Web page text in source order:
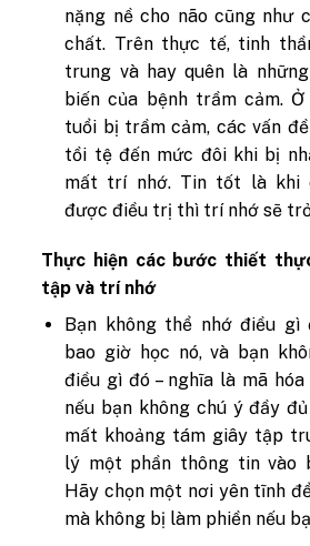
nặng nề cho não cũng như
chất. Trên thực tế, tinh
trung và hay quên là
biến của bệnh trầm cảm.
tuổi bị trầm cảm, các vấn
tồi tệ đến mức đôi khi bị
mất trí nhớ. Tin tốt là khi
được điều trị thì trí nhớ sẽ
Thực hiện các bước thiết
tập và trí nhớ
Bạn không thể nhớ điều gì
bao giờ học nó, và bạn
điều gì đó – nghĩa là mã
nếu bạn không chú ý đầy
mất khoảng tám giây tập
lý một phần thông tin vào
Hãy chọn một nơi yên tĩnh
mà không bị làm phiền nếu